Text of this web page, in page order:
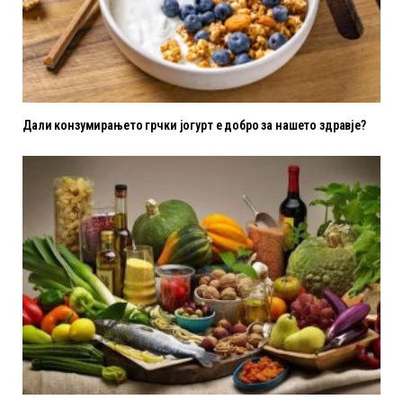
Дали конзумирањето грчки јогурт е добро за нашето здравје?